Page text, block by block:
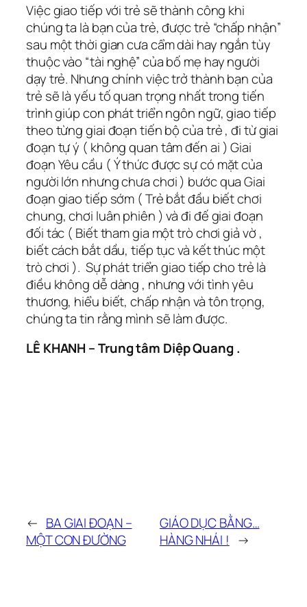
Việc giao tiếp với trẻ sẽ thành công khi
chúng ta là bạn của trẻ, được trẻ “chấp nhận”
sau một thời gian cưa cẩm dài hay ngắn tùy
thuộc vào “tài nghệ” của bố mẹ hay người
dạy trẻ. Nhưng chính việc trở thành bạn của
trẻ sẽ là yếu tố quan trọng nhất trong tiến
trình giúp con phát triển ngôn ngữ, giao tiếp
theo từng giai đoạn tiến bộ của trẻ , đi từ giai
đoạn tự ý ( không quan tâm đến ai ) Giai
đoạn Yêu cầu ( Ý thức được sự có mặt của
người lớn nhưng chưa chơi ) bước qua Giai
đoạn giao tiếp sớm ( Trẻ bắt đầu biết chơi
chung, chơi luân phiên ) và đi đế giai đoạn
đối tác ( Biết tham gia một trò chơi giả vờ ,
biết cách bắt dầu, tiếp tục và kết thúc một
trò chơi ). Sự phát triển giao tiếp cho trẻ là
điều không dễ dàng , nhưng với tình yêu
thương, hiểu biết, chấp nhận và tôn trọng,
chúng ta tin rằng mình sẽ làm được.
LÊ KHANH – Trung tâm Diệp Quang .
← BA GIAI ĐOẠN –
MỘT CON ĐƯỜNG
GIÁO DỤC BẰNG…
HÀNG NHÁI ! →